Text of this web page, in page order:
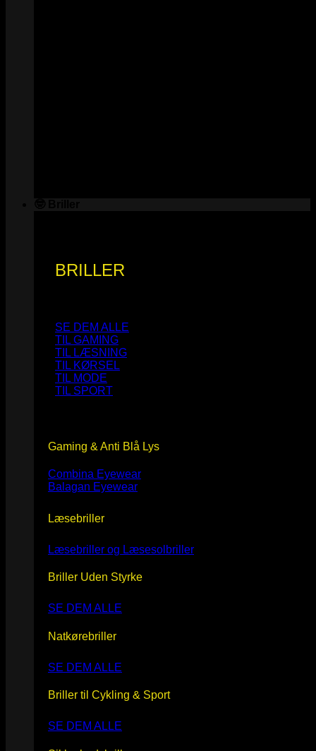
BRILLER
SE DEM ALLE
TIL GAMING
TIL LÆSNING
TIL KØRSEL
TIL MODE
TIL SPORT
Gaming & Anti Blå Lys
Combina Eyewear
Balagan Eyewear
Læsebriller
Læsebriller og Læsesolbriller
Briller Uden Styrke
SE DEM ALLE
Natkørebriller
SE DEM ALLE
Briller til Cykling & Sport
SE DEM ALLE